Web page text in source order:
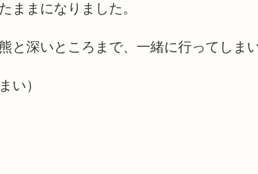
ままになりました。
と深いところまで、一緒に行ってしま
い）